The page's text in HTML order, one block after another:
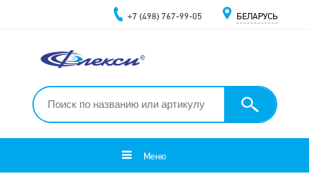
+7 (498) 767-99-05 БЕЛАРУСЬ
Меню